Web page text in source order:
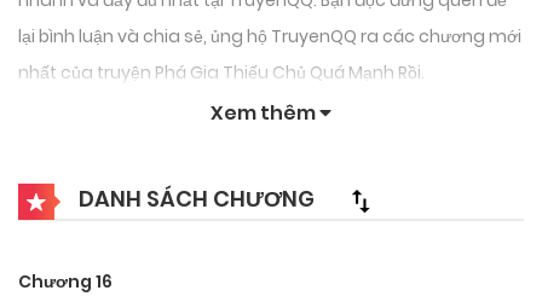
lại bình luận và chia sẻ, ủng hộ TruyenQQ ra các chương mới
nhất của truyện Phá Gia Thiếu Chủ Quá Mạnh Rồi.
Xem thêm
DANH SÁCH CHƯƠNG
Chương 16